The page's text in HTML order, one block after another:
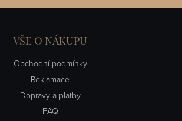
VŠE O NÁKUPU
Obchodní podmínky
Reklamace
Dopravy a platby
FAQ